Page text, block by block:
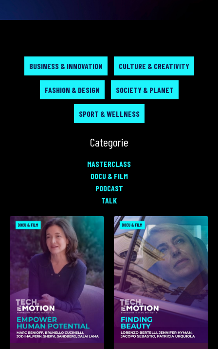
BUSINESS & INNOVATION CULTURE & CREATIVITY
FASHION & DESIGN SOCIETY & PLANET
SPORT & WELLNESS
Categorie
MASTERCLASS
DOCU & FILM
PODCAST
TALK